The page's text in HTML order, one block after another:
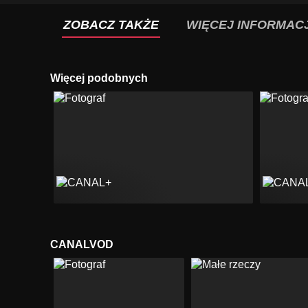
ZOBACZ TAKŻE WIĘCEJ
Więcej podobnych
CANALVOD